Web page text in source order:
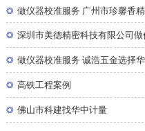
◎ 做仪器校准服务 广州市珍馨香
◎ 深圳市美德精密科技有限公司
◎ 做仪器校准服务 诚浩五金选择
◎ 高铁工程案例
◎ 佛山市科建找华中计量